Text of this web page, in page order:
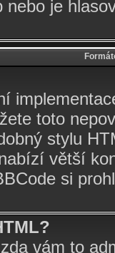
nebo je
toto
stylu
větší
si
vám to